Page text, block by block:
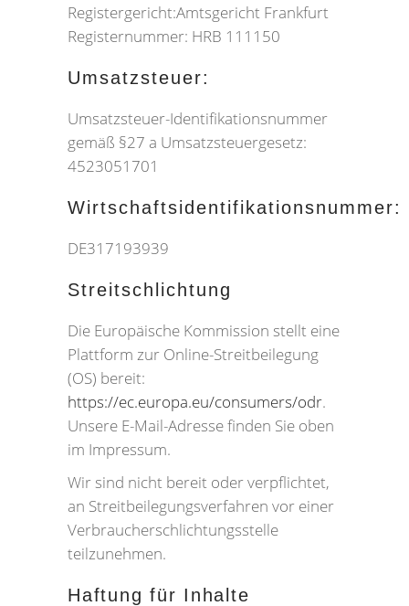
Registergericht:Amtsgericht Frankfurt
Registernummer: HRB 111150
Umsatzsteuer:
Umsatzsteuer-Identifikationsnummer
gemäß §27 a Umsatzsteuergesetz:
4523051701
Wirtschaftsidentifikationsnummer:
DE317193939
Streitschlichtung
Die Europäische Kommission stellt eine
Plattform zur Online-Streitbeilegung
(OS) bereit:
https://ec.europa.eu/consumers/odr.
Unsere E-Mail-Adresse finden Sie oben
im Impressum.
Wir sind nicht bereit oder verpflichtet,
an Streitbeilegungsverfahren vor einer
Verbraucherschlichtungsstelle
teilzunehmen.
Haftung für Inhalte